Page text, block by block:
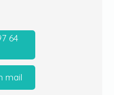
64
mail